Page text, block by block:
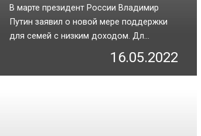
В марте президент России Владимир
Путин заявил о новой мере поддержки
для семей с низким доходом. Дл...
16.05.2022